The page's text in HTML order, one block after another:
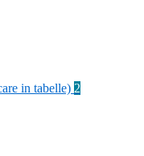
in tabelle) 2